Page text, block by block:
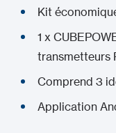
Kit
1 x
transmetteurs
Comprend 3
Application